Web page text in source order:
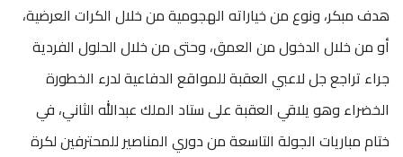
هدف مبكر، ونوع من خياراته الهجومية من خلال الكرات العرضية،
أو من خلال الدخول من العمق، وحتى من خلال الحلول الفردية
جراء تراجع جل لاعبي العقبة للمواقع الدفاعية لدرء الخطورة
الخضراء وهو يلاقي العقبة على ستاد الملك عبدالله الثاني، في
ختام مباريات الجولة التاسعة من دوري المناصير للمحترفين لكرة